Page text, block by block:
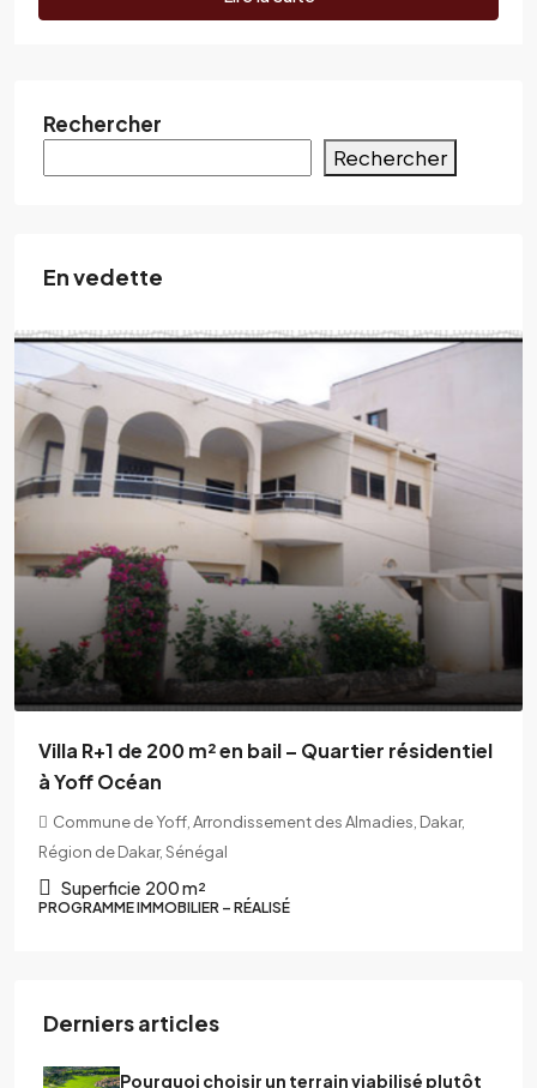
Rechercher
Rechercher
En vedette
Villa R+1 de 200 m² en bail – Quartier résidentiel
à Yoff Océan
Commune de Yoff, Arrondissement des Almadies, Dakar,
Région de Dakar, Sénégal
Superficie 200 m²
PROGRAMME IMMOBILIER – RÉALISÉ
Derniers articles
Pourquoi choisir un terrain viabilisé plutôt